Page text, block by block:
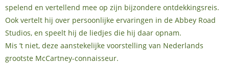
spelend en vertellend mee op zijn bijzondere ontdekkingsreis.
Ook vertelt hij over persoonlijke ervaringen in de Abbey Road
Studios, en speelt hij de liedjes die hij daar opnam.
Mis ’t niet, deze aanstekelijke voorstelling van Nederlands
grootste McCartney-connaisseur.